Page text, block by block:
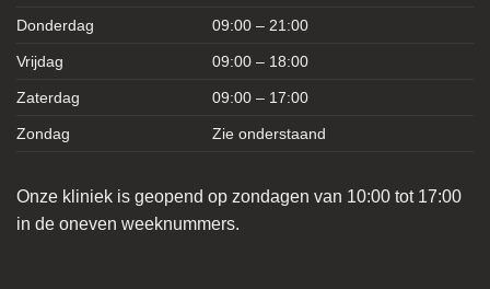
Donderdag 09:00 – 21:00
Vrijdag 09:00 – 18:00
Zaterdag 09:00 – 17:00
Zondag Zie onderstaand
Onze kliniek is geopend op zondagen van 10:00 tot 17:00
in de oneven weeknummers.